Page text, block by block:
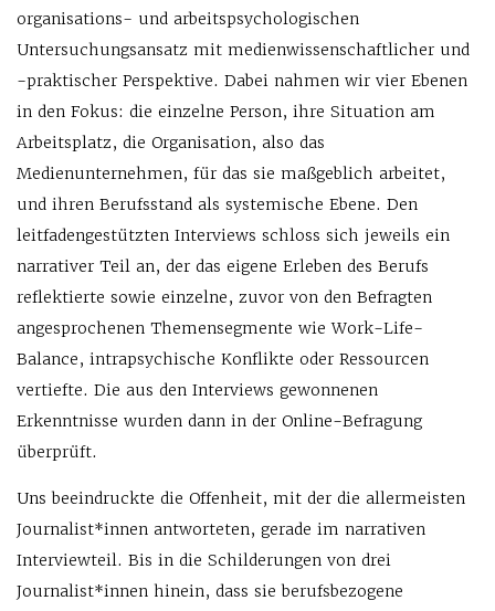
organisations- und arbeitspsychologischen
Untersuchungsansatz mit medienwissenschaftlicher und
-praktischer Perspektive. Dabei nahmen wir vier Ebenen
in den Fokus: die einzelne Person, ihre Situation am
Arbeitsplatz, die Organisation, also das
Medienunternehmen, für das sie maßgeblich arbeitet,
und ihren Berufsstand als systemische Ebene. Den
leitfadengestützten Interviews schloss sich jeweils ein
narrativer Teil an, der das eigene Erleben des Berufs
reflektierte sowie einzelne, zuvor von den Befragten
angesprochenen Themensegmente wie Work-Life-
Balance, intrapsychische Konflikte oder Ressourcen
vertiefte. Die aus den Interviews gewonnenen
Erkenntnisse wurden dann in der Online-Befragung
überprüft.
Uns beeindruckte die Offenheit, mit der die allermeisten
Journalist*innen antworteten, gerade im narrativen
Interviewteil. Bis in die Schilderungen von drei
Journalist*innen hinein, dass sie berufsbezogene